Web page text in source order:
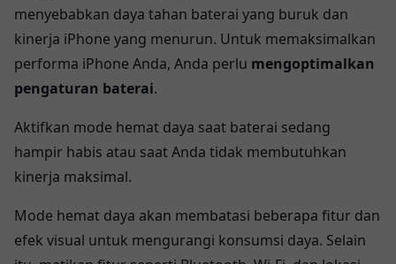
menyebabkan daya tahan baterai yang buruk dan
kinerja iPhone yang menurun. Untuk memaksimalkan
performa iPhone Anda, Anda perlu mengoptimalkan
pengaturan baterai.
Aktifkan mode hemat daya saat baterai sedang
hampir habis atau saat Anda tidak membutuhkan
kinerja maksimal.
Mode hemat daya akan membatasi beberapa fitur dan
efek visual untuk mengurangi konsumsi daya. Selain